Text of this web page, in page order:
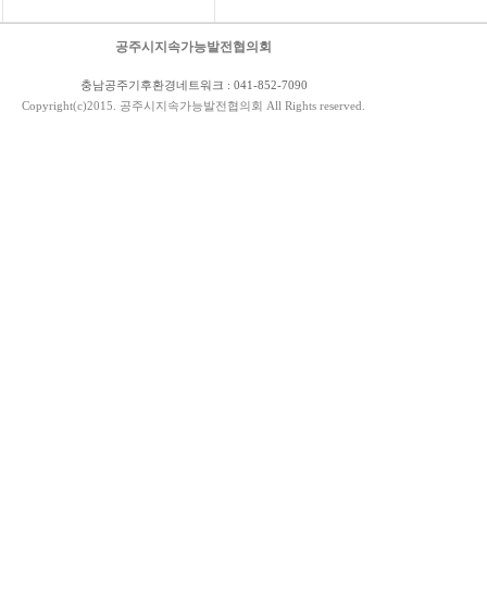
공주시지속가능발전협의회
충남공주기후환경네트워크 : 041-852-7090
Copyright(c)2015. 공주시지속가능발전협의회 All Rights reserved.